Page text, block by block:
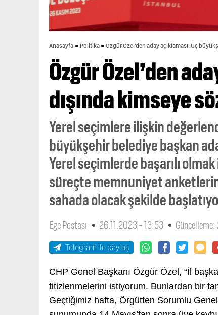
Anasayfa Politika Özgür Özel’den aday açıklaması: Üç
Özgür Özel’den
dışında kimseye
Yerel seçimlere ilişkin
büyükşehir belediye başkan
Yerel seçimlerde başarılı
süreçte memnuniyet
sahada olacak şekilde
Ege Postası 26.11.2023 - 13:53
Telegram ile paylaş
CHP Genel Başkanı Özgür Özel, “İl
titizlenmelerini istiyorum. Bunlardan bir
Geçtiğimiz hafta, Örgütten Sorumlu